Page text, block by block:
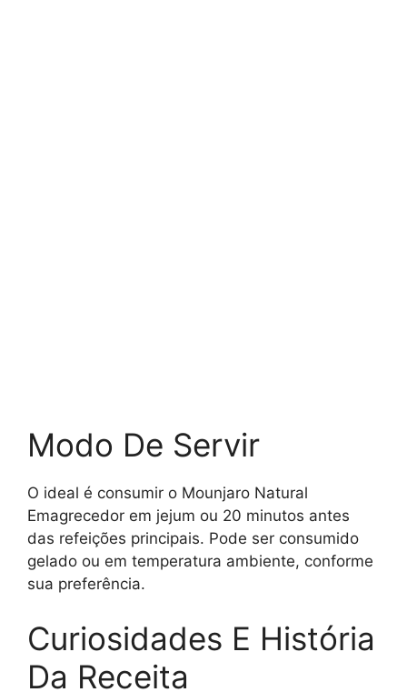
Modo De Servir
O ideal é consumir o Mounjaro Natural
Emagrecedor em jejum ou 20 minutos antes
das refeições principais. Pode ser consumido
gelado ou em temperatura ambiente, conforme
sua preferência.
Curiosidades E História
Da Receita